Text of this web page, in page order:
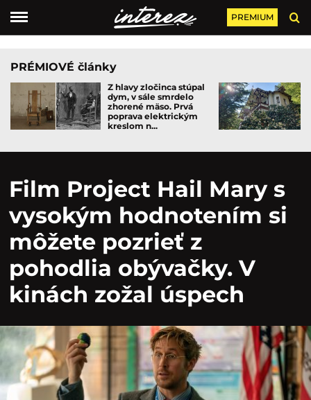
PREMIUM
PRÉMIOVÉ články
Z hlavy zločinca stúpal
dym, v sále smrdelo
zhorené mäso. Prvá
poprava elektrickým
kreslom n...
Film Project Hail Mary s
vysokým hodnotením si
môžete pozrieť z
pohodlia obývačky. V
kinách zožal úspech